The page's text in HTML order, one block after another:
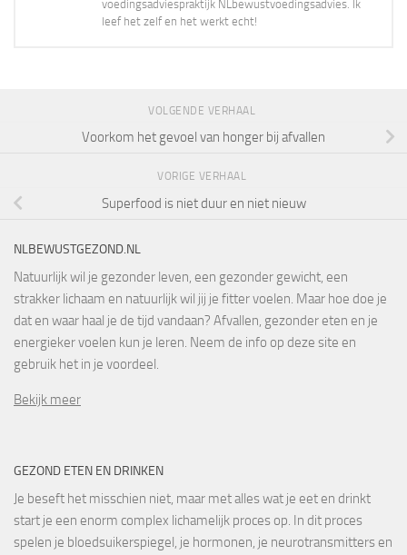
voedingsadviespraktijk NLbewustvoedingsadvies. Ik
leef het zelf en het werkt echt!
VOLGENDE VERHAAL
Voorkom het gevoel van honger bij afvallen
VORIGE VERHAAL
Superfood is niet duur en niet nieuw
NLBEWUSTGEZOND.NL
Natuurlijk wil je gezonder leven, een gezonder gewicht, een
strakker lichaam en natuurlijk wil jij je fitter voelen. Maar hoe doe je
dat en waar haal je de tijd vandaan? Afvallen, gezonder eten en je
energieker voelen kun je leren. Neem de info op deze site en
gebruik het in je voordeel.
Bekijk meer
GEZOND ETEN EN DRINKEN
Je beseft het misschien niet, maar met alles wat je eet en drinkt
start je een enorm complex lichamelijk proces op. In dit proces
spelen je bloedsuikerspiegel, je hormonen, je neurotransmitters en